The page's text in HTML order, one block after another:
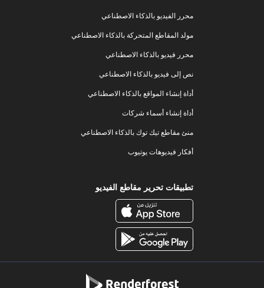
محرر الفيديو بالذكاء الاصطناعي
مولد المقاطع المتحركة بالذكاء الاصطناعي
محرر فيديو بالذكاء الاصطناعي
نص إلى فيديو بالذكاء الاصطناعي
أداة إنشاء المواقع بالذكاء الاصطناعي
أداة إنشاء أسماء شركات
منئ مقاطع تيك توك بالذكاء الاصطناعي
أفكار فيديوهات يوتيوب
تطبيقات تحرير مقاطع الفيديو